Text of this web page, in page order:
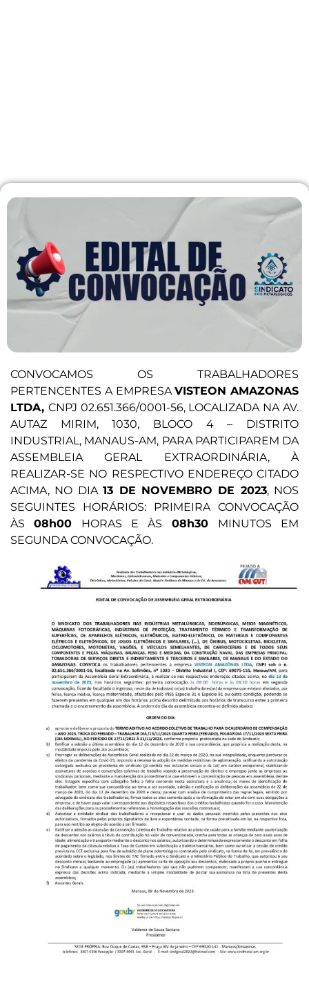
CONVOCAMOS OS TRABALHADORES
PERTENCENTES A EMPRESAVISTEON AMAZONAS
LTDA, CNPJ 02.651.366/0001-56, LOCALIZADA NA AV.
AUTAZ MIRIM, 1030, BLOCO 4 – DISTRITO
INDUSTRIAL, MANAUS-AM, PARA PARTICIPAREM DA
ASSEMBLEIA GERAL EXTRAORDINÁRIA, À
REALIZAR-SE NO RESPECTIVO ENDEREÇO CITADO
ACIMA, NO DIA13 DE NOVEMBRO DE 2023, NOS
SEGUINTES HORÁRIOS: PRIMEIRA CONVOCAÇÃO
ÀS08h00 HORAS E ÀS 08h30 MINUTOS EM
SEGUNDA CONVOCAÇÃO.